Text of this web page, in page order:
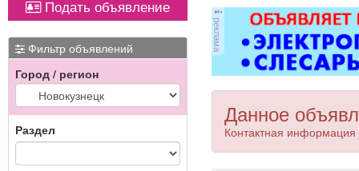
Вывоз мусора.
Подать объявление
Фильтр объявлений
Город / регион
Раздел
реклама
Данное
Контактная информация